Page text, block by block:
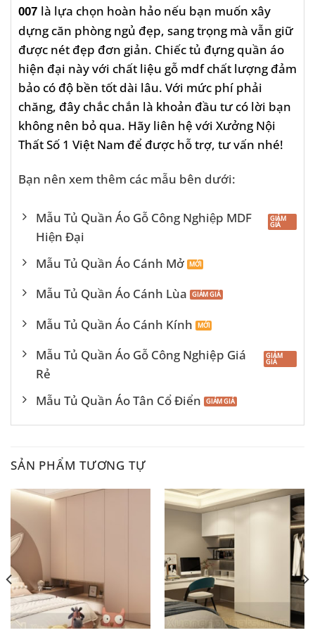
007 là lựa chọn hoàn hảo nếu bạn muốn xây
dựng căn phòng ngủ đẹp, sang trọng mà vẫn giữ
được nét đẹp đơn giản. Chiếc tủ đựng quần áo
hiện đại này với chất liệu gỗ mdf chất lượng đảm
bảo có độ bền tốt dài lâu. Với mức phí phải
chăng, đây chắc chắn là khoản đầu tư có lời bạn
không nên bỏ qua. Hãy liên hệ với Xưởng Nội
Thất Số 1 Việt Nam để được hỗ trợ, tư vấn nhé!
Bạn nên xem thêm các mẫu bên dưới:
Mẫu Tủ Quần Áo Gỗ Công Nghiệp MDF
Hiện Đại
Mẫu Tủ Quần Áo Cánh Mở
Mẫu Tủ Quần Áo Cánh Lùa
Mẫu Tủ Quần Áo Cánh Kính
Mẫu Tủ Quần Áo Gỗ Công Nghiệp Giá
Rẻ
Mẫu Tủ Quần Áo Tân Cổ Điển
SẢN PHẨM TƯƠNG TỰ